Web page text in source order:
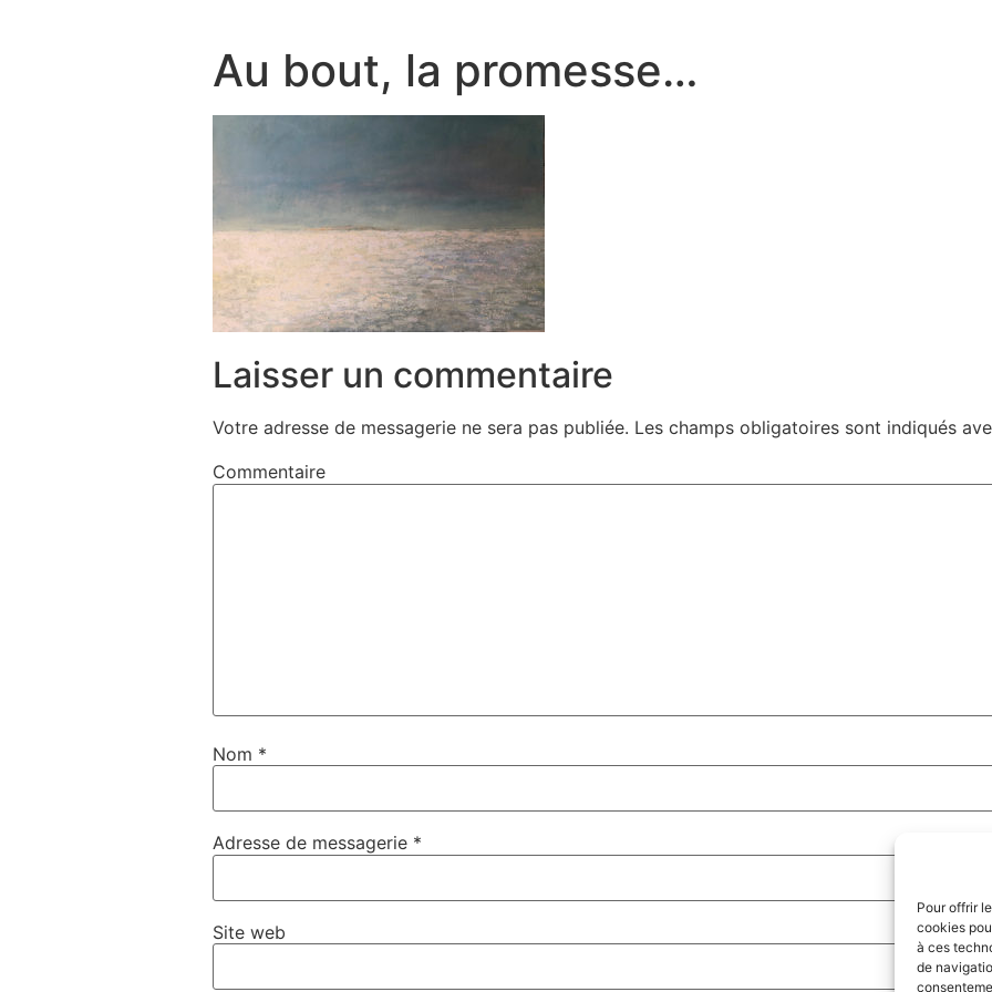
Pour offrir
cookies
à ces
de
Au bout, la promesse…
Laisser un commentaire
Votre adresse de messagerie ne sera pas publiée. Les champs obligatoires sont indiqués
Commentaire
Nom *
Adresse de messagerie *
Site web